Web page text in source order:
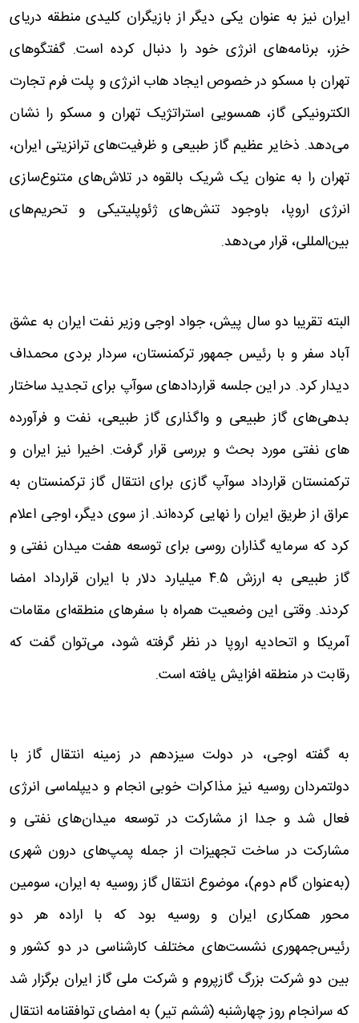
ایران نیز به عنوان یکی دیگر از بازیگران کلیدی منطقه دریای
خزر، برنامه‌های انرژی خود را دنبال کرده است. گفتگوهای
تهران با مسکو در خصوص ایجاد هاب انرژی و پلت فرم تجارت
الکترونیکی گاز، همسویی استراتژیک تهران و مسکو را نشان
می‌دهد. ذخایر عظیم گاز طبیعی و ظرفیت‌های ترانزیتی ایران،
تهران را به عنوان یک شریک بالقوه در تلاش‌های متنوع‌سازی
انرژی اروپا، باوجود تنش‌های ژئوپلیتیکی و تحریم‌های
بین‌المللی، قرار می‌دهد.
البته تقریبا دو سال پیش، جواد اوجی وزیر نفت ایران به عشق
آباد سفر و با رئیس جمهور ترکمنستان، سردار بردی محمداف
دیدار کرد. در این جلسه قراردادهای سوآپ برای تجدید ساختار
بدهی‌های گاز طبیعی و واگذاری گاز طبیعی، نفت و فرآورده
های نفتی مورد بحث و بررسی قرار گرفت. اخیرا نیز ایران و
ترکمنستان قرارداد سوآپ گازی برای انتقال گاز ترکمنستان به
عراق از طریق ایران را نهایی کرده‌اند. از سوی دیگر، اوجی اعلام
کرد که سرمایه گذاران روسی برای توسعه هفت میدان نفتی و
گاز طبیعی به ارزش ۴.۵ میلیارد دلار با ایران قرارداد امضا
کردند. وقتی این وضعیت همراه با سفرهای منطقه‌ای مقامات
آمریکا و اتحادیه اروپا در نظر گرفته شود، می‌توان گفت که
رقابت در منطقه افزایش یافته است.
به گفته اوجی، در دولت سیزدهم در زمینه انتقال گاز با
دولتمردان روسیه نیز مذاکرات خوبی انجام و دیپلماسی انرژی
فعال شد و جدا از مشارکت در توسعه میدان‌های نفتی و
مشارکت در ساخت تجهیزات از جمله پمپ‌های درون شهری
(به‌عنوان گام دوم)، موضوع انتقال گاز روسیه به ایران، سومین
محور همکاری ایران و روسیه بود که با اراده هر دو
رئیس‌جمهوری نشست‌های مختلف کارشناسی در دو کشور و
بین دو شرکت بزرگ گازپروم و شرکت ملی گاز ایران برگزار شد
که سرانجام روز چهارشنبه (ششم تیر) به امضای توافقنامه انتقال